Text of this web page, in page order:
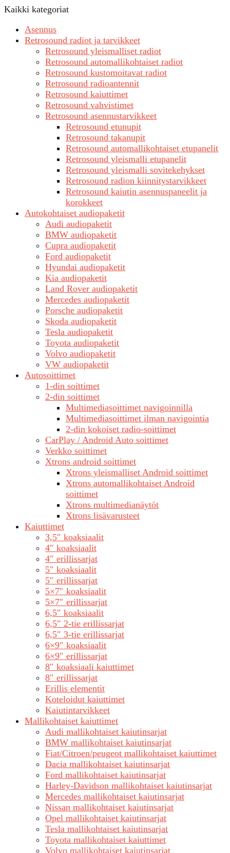
Kaikki kategoriat
Asennus
Retrosound radiot ja tarvikkeet
Retrosound yleismalliset radiot
Retrosound automallikohtaiset radiot
Retrosound kustomoitavat radiot
Retrosound radioantennit
Retrosound kaiuttimet
Retrosound vahvistimet
Retrosound asennustarvikkeet
Retrosound etunupit
Retrosound takanupit
Retrosound automallikohtaiset etupanelit
Retrosound yleismalli etupanelit
Retrosound yleismalli sovitekehykset
Retrosound radion kiinnitystarvikkeet
Retrosound kaiutin asennuspaneelit ja
korokkeet
Autokohtaiset audiopaketit
Audi audiopaketit
BMW audiopaketit
Cupra audiopaketit
Ford audiopaketit
Hyundai audiopaketit
Kia audiopaketit
Land Rover audiopaketit
Mercedes audiopaketit
Porsche audiopaketit
Skoda audiopaketit
Tesla audiopaketit
Toyota audiopaketit
Volvo audiopaketit
VW audiopaketit
Autosoittimet
1-din soittimet
2-din soittimet
Multimediasoittimet navigoinnilla
Multimediasoittimet ilman navigointia
2-din kokoiset radio-soittimet
CarPlay / Android Auto soittimet
Verkko soittimet
Xtrons android soittimet
Xtrons yleismalliset Android soittimet
Xtrons automallikohtaiset Android
soittimet
Xtrons multimedianäytöt
Xtrons lisävarusteet
Kaiuttimet
3,5″ koaksiaalit
4″ koaksiaalit
4″ erillissarjat
5″ koaksiaalit
5″ erillissarjat
5×7″ koaksiaalit
5×7″ erillissarjat
6,5″ koaksiaalit
6,5″ 2-tie erillissarjat
6,5″ 3-tie erillissarjat
6×9″ koaksiaalit
6×9″ erillissarjat
8″ koaksiaali kaiuttimet
8″ erillissarjat
Erillis elementit
Koteloidut kaiuttimet
Kaiutintarvikkeet
Mallikohtaiset kaiuttimet
Audi mallikohtaiset kaiutinsarjat
BMW mallikohtaiset kaiutinsarjat
Fiat/Citroen/peugeot mallikohtaiset kaiuttimet
Dacia mallikohtaiset kaiutinsarjat
Ford mallikohtaiset kaiutinsarjat
Harley-Davidson mallikohtaiset kaiutinsarjat
Mercedes mallikohtaiset kaiutinsarjat
Nissan mallikohtaiset kaiutinsarjat
Opel mallikohtaiset kaiutinsarjat
Tesla mallikohtaiset kaiutinsarjat
Toyota mallikohtaiset kaiuttimet
Volvo mallikohtaiset kaiutinsarjat